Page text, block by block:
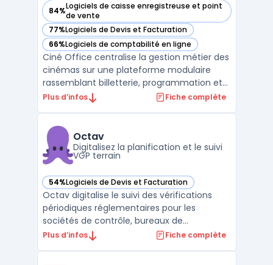
84%Logiciels de caisse enregistreuse et point
de vente
— voir Ciné Office dans cette catégorie
77%Logiciels de Devis et Facturation
— voir Ciné Office dans cette catégorie
66%Logiciels de comptabilité en ligne
— voir Ciné Office dans cette catégorie
Ciné Office centralise la gestion métier des
cinémas sur une plateforme modulaire
rassemblant billetterie, programmation et
opérations courantes. Les exploitants
soient uniques ou réparties sur plusieurs
sites de ...
Plus d’infos Fiche complète
Octav
Digitalisez la planification et le suivi
VGP terrain
54%Logiciels de Devis et Facturation
— voir Octav dans cette catégorie
Octav digitalise le suivi des vérifications
périodiques réglementaires pour les
sociétés de contrôle, bureaux de
vérification et équipes sécurité ou
Plus d’infos Fiche complète